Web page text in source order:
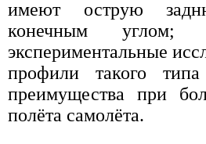
имеют острую
конечным углом;
экспериментальные
профили такого
преимущества при
полёта самолёта.